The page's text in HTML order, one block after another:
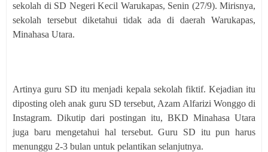
sekolah di SD Negeri Kecil Warukapas, Senin (27/9). Mirisnya,
sekolah tersebut diketahui tidak ada di daerah Warukapas,
Minahasa Utara.
Artinya guru SD itu menjadi kepala sekolah fiktif. Kejadian itu
diposting oleh anak guru SD tersebut, Azam Alfarizi Wonggo di
Instagram. Dikutip dari postingan itu, BKD Minahasa Utara
juga baru mengetahui hal tersebut. Guru SD itu pun harus
menunggu 2-3 bulan untuk pelantikan selanjutnya.